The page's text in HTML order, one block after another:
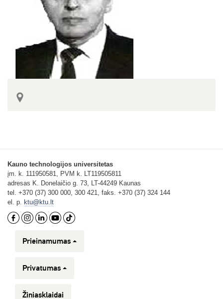
Kauno technologijos universitetas
įm. k. 111950581, PVM k. LT119505811
adresas K. Donelaičio g. 73, LT-44249 Kaunas
tel. +370 (37) 300 000, 300 421, faks. +370 (37) 324 144
el. p. ktu@ktu.lt
Prieinamumas
Privatumas
Žiniasklaidai